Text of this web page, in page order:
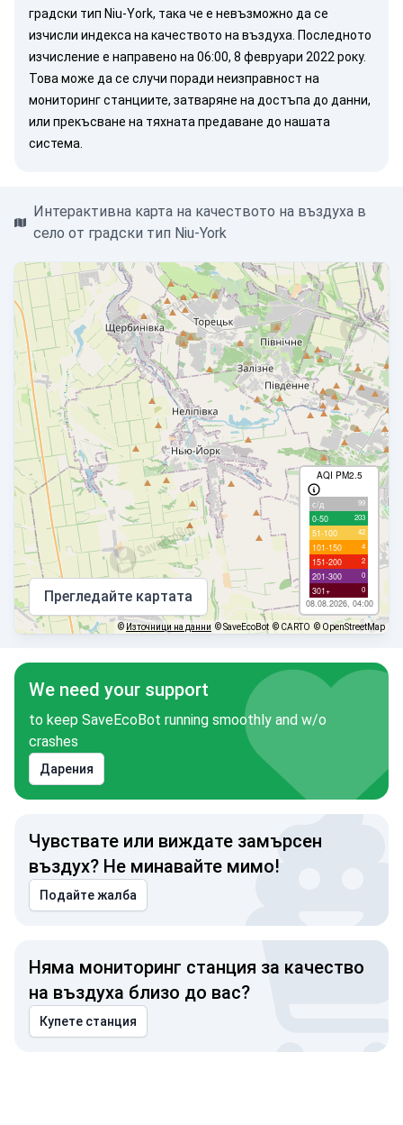
градски тип Niu-York, така че е невъзможно да се
изчисли индекса на качеството на въздуха. Последното
изчисление е направено на 06:00, 8 февруари 2022 року.
Това може да се случи поради неизправност на
мониторинг станциите, затваряне на достъпа до данни,
или прекъсване на тяхната предаване до нашата
система.
Интерактивна карта на качеството на въздуха в
село от градски тип Niu-York
AQI PM2.5
с/д 99
0-50 203
51-100 42
101-150 4
151-200 2
201-300 0
301+ 0
08.08.2026, 04:00
Прегледайте картата
© Източници на данни © SaveEcoBot © CARTO © OpenStreetMap
We need your support
to keep SaveEcoBot running smoothly and w/o
crashes
Дарения
Чувствате или виждате замърсен
въздух? Не минавайте мимо!
Подайте жалба
Няма мониторинг станция за качество
на въздуха близо до вас?
Купете станция